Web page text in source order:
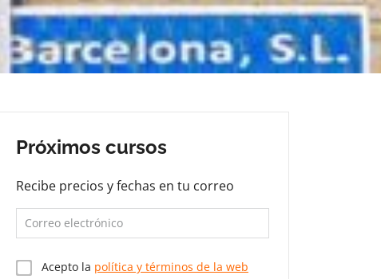
Próximos cursos
Recibe precios y fechas en tu correo
Acepto la política y términos de la web